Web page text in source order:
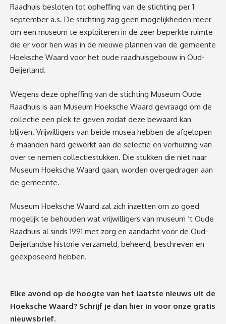
Raadhuis besloten tot opheffing van de stichting per 1
september a.s. De stichting zag geen mogelijkheden meer
om een museum te exploiteren in de zeer beperkte ruimte
die er voor hen was in de nieuwe plannen van de gemeente
Hoeksche Waard voor het oude raadhuisgebouw in Oud-
Beijerland.
Wegens deze opheffing van de stichting Museum Oude
Raadhuis is aan Museum Hoeksche Waard gevraagd om de
collectie een plek te geven zodat deze bewaard kan
blijven. Vrijwilligers van beide musea hebben de afgelopen
6 maanden hard gewerkt aan de selectie en verhuizing van
over te nemen collectiestukken. Die stukken die niet naar
Museum Hoeksche Waard gaan, worden overgedragen aan
de gemeente.
Museum Hoeksche Waard zal zich inzetten om zo goed
mogelijk te behouden wat vrijwilligers van museum ‘t Oude
Raadhuis al sinds 1991 met zorg en aandacht voor de Oud-
Beijerlandse historie verzameld, beheerd, beschreven en
geëxposeerd hebben.
Elke avond op de hoogte van het laatste nieuws uit de
Hoeksche Waard? Schrijf je dan hier in voor onze gratis
nieuwsbrief.